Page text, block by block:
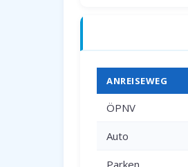
ANREISEWEG
ÖPNV
Auto
Parken